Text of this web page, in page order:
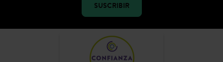
SUSCRIBIR